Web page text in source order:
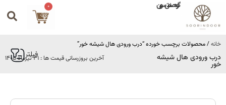
گروه صنعتی سورین 0
خانه/ محصولات برچسب خورده “درب ورودی هال شیشه خور”
فیلتر درب ورودی هال شیشه
خور
آخرین بروزرسانی قیمت ها : 31 تیرماه 1405